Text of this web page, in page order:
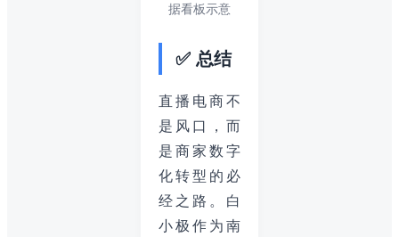
据看板示意
✅ 总结
直播电商不
是风口，而
是商家数字
化转型的必
经之路。白
小极作为南